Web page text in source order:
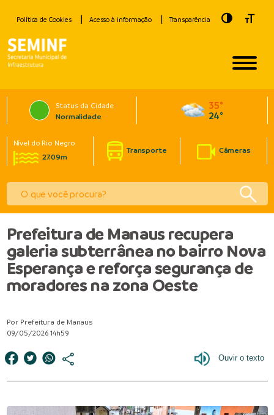
Política de Cookies Acesso à informação Transparência Toggle
Status da Cidade
Normalidade
35°
24°
Nível do Rio Negro
27.09m
Transporte Câmeras
Prefeitura de Manaus recupera
galeria subterrânea no bairro Nova
Esperança e reforça segurança de
moradores na zona Oeste
Por Prefeitura de Manaus
09/05/2026 14h59